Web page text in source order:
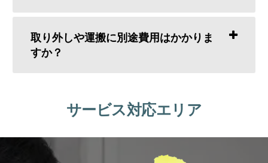
取り外しや運搬に別途費用はかかりま
すか？
サービス対応エリア